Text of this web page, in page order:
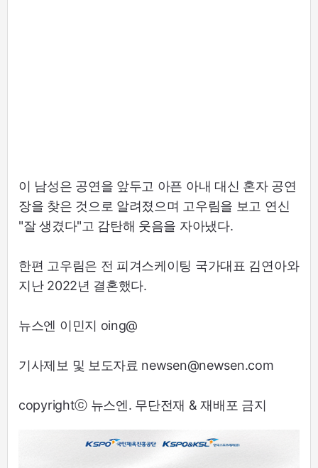
이 남성은 공연을 앞두고 아픈 아내 대신 혼자 공연
장을 찾은 것으로 알려졌으며 고우림을 보고 연신
"잘 생겼다"고 감탄해 웃음을 자아냈다.
한편 고우림은 전 피겨스케이팅 국가대표 김연아와
지난 2022년 결혼했다.
뉴스엔 이민지 oing@
기사제보 및 보도자료 newsen@newsen.com
copyrightⓒ 뉴스엔. 무단전재 & 재배포 금지